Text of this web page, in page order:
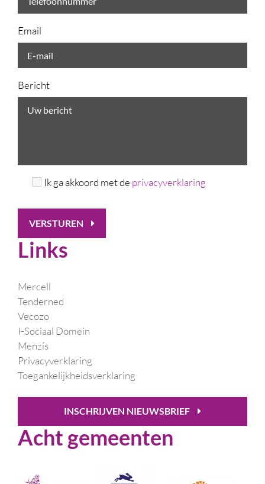
Email
Bericht
Ik ga akkoord met de privacyverklaring
VERSTUREN
Links
Mercell
Tenderned
Vecozo
I-Sociaal Domein
Menzis
Privacyverklaring
Toegankelijkheidsverklaring
INSCHRIJVEN NIEUWSBRIEF
Acht gemeenten